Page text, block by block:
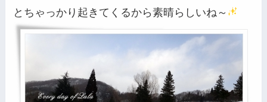
とちゃっかり起きてくるから素晴らしいね～